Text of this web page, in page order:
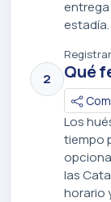
entrega
estadía.
2 Qué
Los
tiempo
las
horario